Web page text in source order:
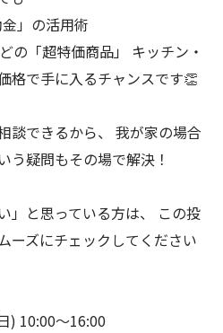
」の活用術
の「超特価商品」 キッチン・
格で手に入るチャンスです👏
談できるから、 我が家の場合
う疑問もその場で解決！
」と思っている方は、 この投
ーズにチェックしてください
) 10:00〜16:00